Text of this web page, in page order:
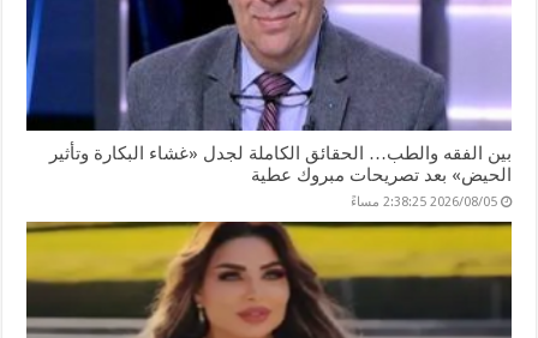
بين الفقه والطب… الحقائق الكاملة لجدل «غشاء البكارة وتأثير
الحيض» بعد تصريحات مبروك عطية
2026/08/05 2:38:25 مساءً